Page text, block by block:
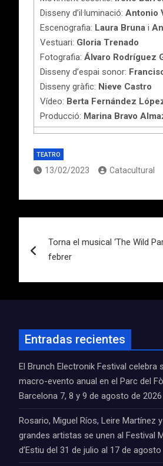
Disseny d’il·luminació: Antonio
Escenografia: Laura Bruna i
Vestuari: Gloria Trenado
Fotografia: Álvaro Rodríguez
Disseny d’espai sonor:
Disseny gràfic: Nieve Castro
Vídeo: Berta Fernández
Producció: Marina Bravo
TEATRO
13/02/2023 Catacultural
de
entradas
Torna el musical ‘The Wild
febrer
Entradas recientes
El Brunch Electronik Festival celebra
macro-evento anual en el Parc del
Barcelona 7, 8 y 9 de agosto de 2026
Rosario, Miguel Ríos, Leire Martínez
grandes artistas se unen al Festival
d’Estiu del 31 de julio al 17 de agosto